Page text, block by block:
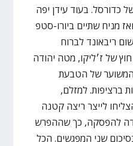
כדורסל. בעוד עידן יפה
מניח שתיים ביורו-סטפ
ריבאונד לברוח
חוץ של ז׳ליקו, מטה יהודה
של הטבעת
קולעים 17 נקודות ברציפות. למזלם,
לייצר ריצה קטנה
להפסקה, כך שההפרש
על 5 נקודות בלבד, 3 בסיכום שני המפגשים. הכל